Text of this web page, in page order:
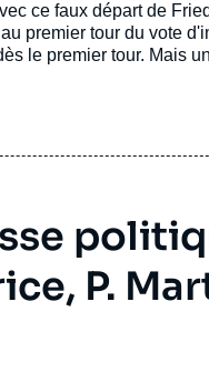
ce faux départ de
premier tour du vote
le premier tour. Mais
P.